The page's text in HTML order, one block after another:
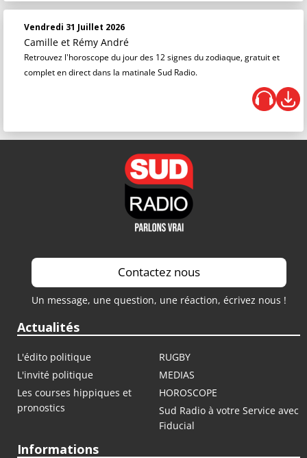
Vendredi 31 Juillet 2026
Camille et Rémy André
Retrouvez l'horoscope du jour des 12 signes du zodiaque, gratuit et
complet en direct dans la matinale Sud Radio.
Contactez nous
Un message, une question, une réaction, écrivez nous !
Actualités
L'édito politique
RUGBY
L'invité politique
MEDIAS
Les courses hippiques et
pronostics
HOROSCOPE
Sud Radio à votre Service avec
Fiducial
Informations